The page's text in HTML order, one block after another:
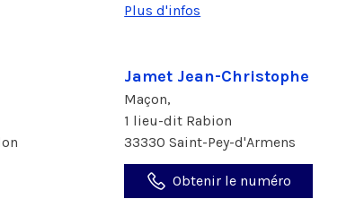
Plus d'infos
Jamet Jean-Christophe
Maçon,
1 lieu-dit Rabion
33330 Saint-Pey-d'Armens
Obtenir le numéro